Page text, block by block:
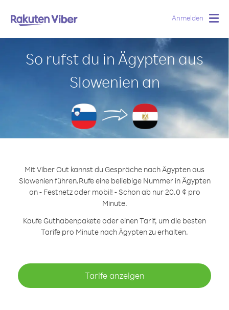
Anmelden
So rufst du in Ägypten aus
Slowenien an
Mit Viber Out kannst du Gespräche nach Ägypten aus
Slowenien führen.Rufe eine beliebige Nummer in Ägypten
an - Festnetz oder mobil! - Schon ab nur 20.0 ¢ pro
Minute.
Kaufe Guthabenpakete oder einen Tarif, um die besten
Tarife pro Minute nach Ägypten zu erhalten.
Tarife anzeigen